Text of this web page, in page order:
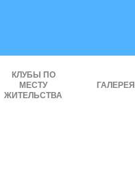
КЛУБЫ ПО
МЕСТУ
ЖИТЕЛЬСТВА
ГАЛЕРЕЯ